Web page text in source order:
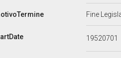
Fine
19520701